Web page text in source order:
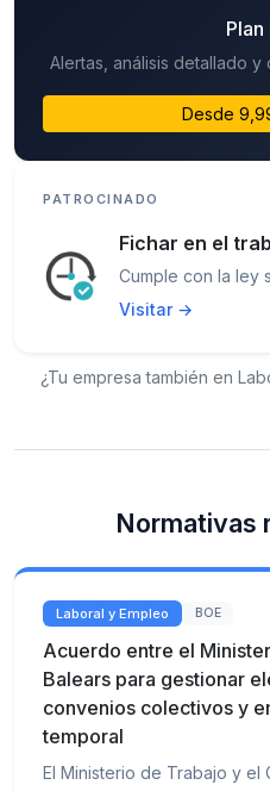
Plan
Alertas, análisis detallado
Desde
PATROCINADO
Fichar en el
Cumple con la ley
Visitar →
¿Tu empresa también en
Normativas
Laboral y Empleo BOE
Acuerdo entre el
Balears para gestionar
convenios colectivos y
temporal
El Ministerio de Trabajo y el